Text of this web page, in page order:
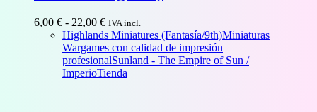
6,00 € - 22,00 €Rango
de
precios:
desde
6,00 €
IVA incl.
Highlands Miniatures (Fantasía/9th)Miniaturas
Wargames con calidad de impresión
profesionalSunland - The Empire of Sun /
ImperioTienda